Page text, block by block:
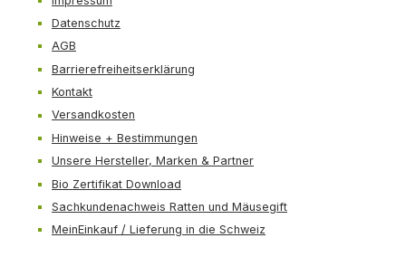
Datenschutz
AGB
Barrierefreiheitserklärung
Kontakt
Versandkosten
Hinweise + Bestimmungen
Unsere Hersteller, Marken & Partner
Bio Zertifikat Download
Sachkundenachweis Ratten und Mäusegift
MeinEinkauf / Lieferung in die Schweiz